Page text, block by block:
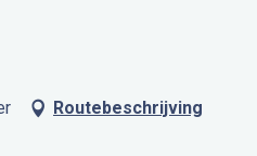
Routebeschrijving